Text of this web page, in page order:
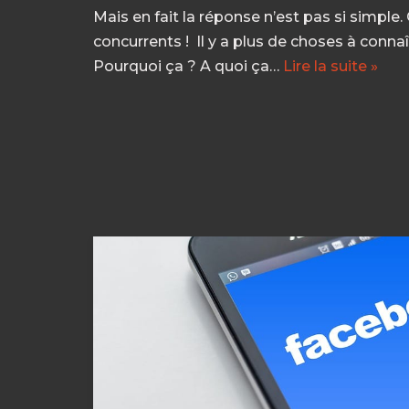
Mais en fait la réponse n’est pas si
concurrents ! Il y a plus de choses à
Pourquoi ça ? A quoi ça… Lire la suite »